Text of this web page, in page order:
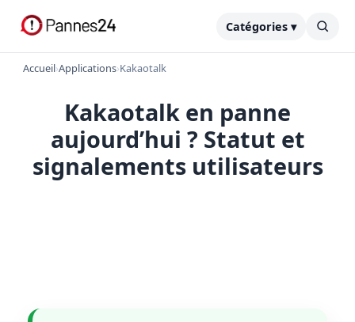
Catégories ▾
Accueil›Applications›Kakaotalk
Kakaotalk en panne
aujourd’hui ? Statut et
signalements utilisateurs